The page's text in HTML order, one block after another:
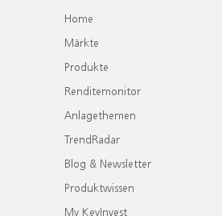
Home
Märkte
Produkte
Renditemonitor
Anlagethemen
TrendRadar
Blog & Newsletter
Produktwissen
My KeyInvest